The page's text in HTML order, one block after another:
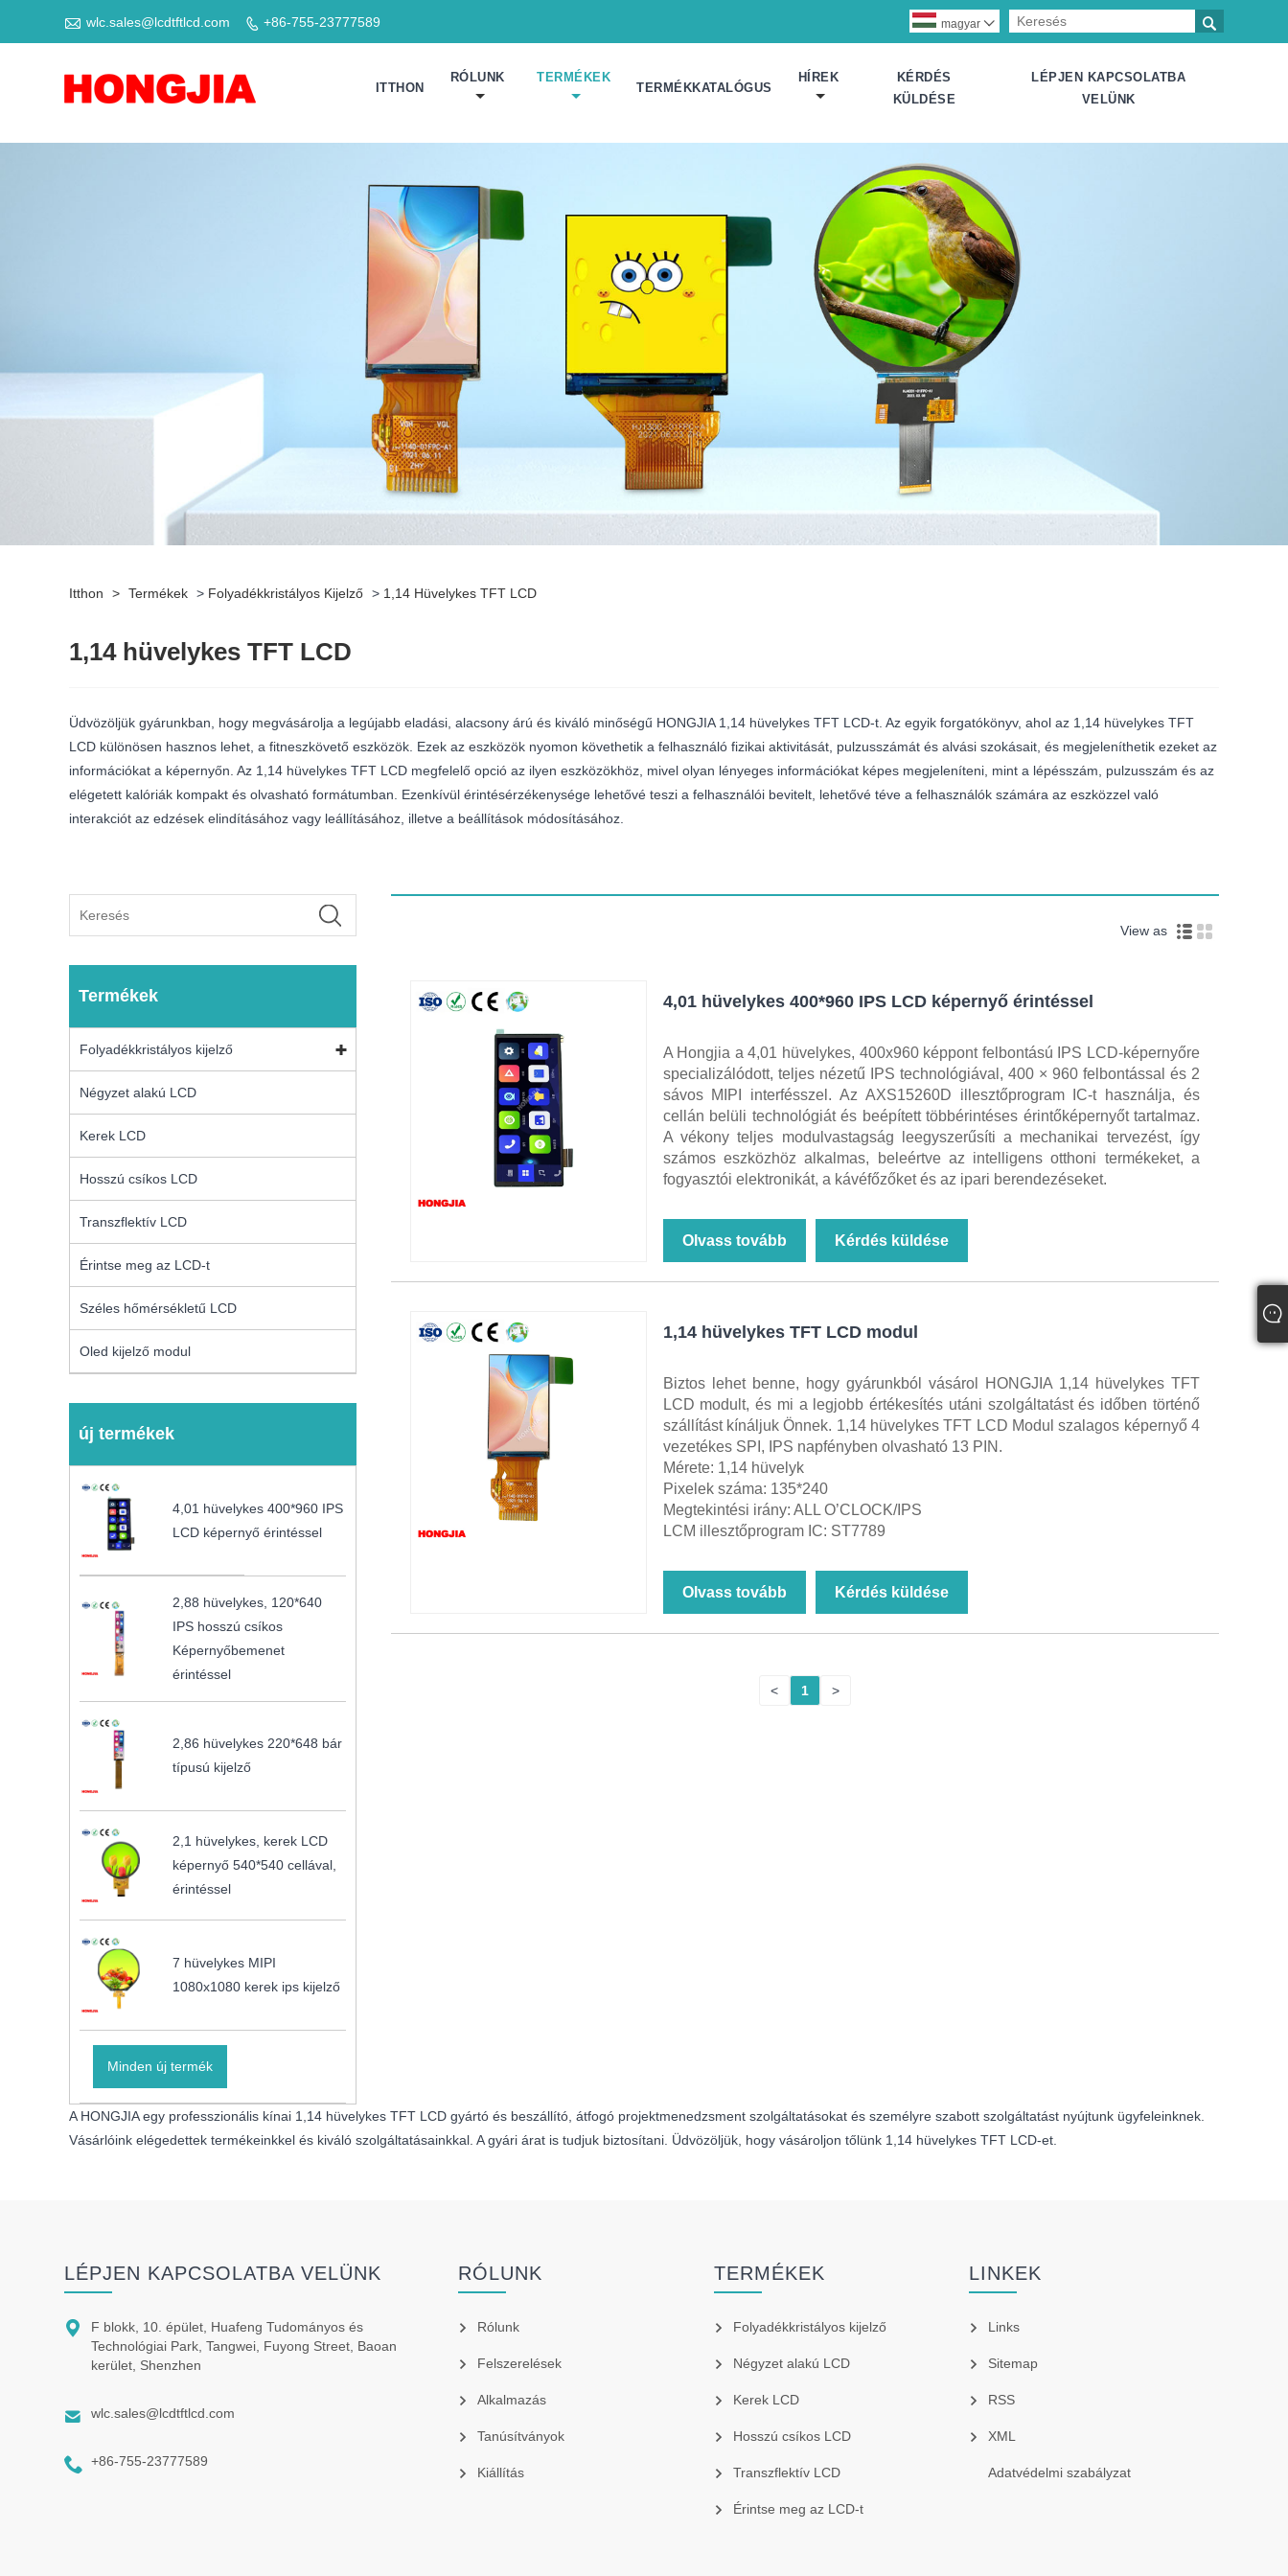
 wlc.sales@lcdtftlcd.com  +86-755-23777589 
magyar 
ITTHON
RÓLUNK TERMÉKEK
TERMÉKKATALÓGUS
HÍREK
KÉRDÉS
KÜLDÉSE
LÉPJEN KAPCSOLATBA
VELÜNK
Itthon > Termékek > Folyadékkristályos Kijelző > 1,14 Hüvelykes TFT LCD
1,14 hüvelykes TFT LCD
Üdvözöljük gyárunkban, hogy megvásárolja a legújabb eladási, alacsony árú és kiváló minőségű HONGJIA 1,14 hüvelykes TFT LCD-t. Az egyik forgatókönyv, ahol az 1,14 hüvelykes TFT
LCD különösen hasznos lehet, a fitneszkövető eszközök. Ezek az eszközök nyomon követhetik a felhasználó fizikai aktivitását, pulzusszámát és alvási szokásait, és megjeleníthetik ezeket az
információkat a képernyőn. Az 1,14 hüvelykes TFT LCD megfelelő opció az ilyen eszközökhöz, mivel olyan lényeges információkat képes megjeleníteni, mint a lépésszám, pulzusszám és az
elégetett kalóriák kompakt és olvasható formátumban. Ezenkívül érintésérzékenysége lehetővé teszi a felhasználói bevitelt, lehetővé téve a felhasználók számára az eszközzel való
interakciót az edzések elindításához vagy leállításához, illetve a beállítások módosításához.
Termékek
Folyadékkristályos kijelző
Négyzet alakú LCD
Kerek LCD
Hosszú csíkos LCD
Transzflektív LCD
Érintse meg az LCD-t
Széles hőmérsékletű LCD
Oled kijelző modul
új termékek
4,01 hüvelykes 400*960 IPS
LCD képernyő érintéssel
2,88 hüvelykes, 120*640
IPS hosszú csíkos
Képernyőbemenet
érintéssel
2,86 hüvelykes 220*648 bár
típusú kijelző
2,1 hüvelykes, kerek LCD
képernyő 540*540 cellával,
érintéssel
7 hüvelykes MIPI
1080x1080 kerek ips kijelző
Minden új termék
View as
4,01 hüvelykes 400*960 IPS LCD képernyő érintéssel
A Hongjia a 4,01 hüvelykes, 400x960 képpont felbontású IPS LCD-képernyőre
specializálódott, teljes nézetű IPS technológiával, 400 × 960 felbontással és 2
sávos MIPI interfésszel. Az AXS15260D illesztőprogram IC-t használja, és
cellán belüli technológiát és beépített többérintéses érintőképernyőt tartalmaz.
A vékony teljes modulvastagság leegyszerűsíti a mechanikai tervezést, így
számos eszközhöz alkalmas, beleértve az intelligens otthoni termékeket, a
fogyasztói elektronikát, a kávéfőzőket és az ipari berendezéseket.
Olvass tovább Kérdés küldése
1,14 hüvelykes TFT LCD modul
Biztos lehet benne, hogy gyárunkból vásárol HONGJIA 1,14 hüvelykes TFT
LCD modult, és mi a legjobb értékesítés utáni szolgáltatást és időben történő
szállítást kínáljuk Önnek. 1,14 hüvelykes TFT LCD Modul szalagos képernyő 4
vezetékes SPI, IPS napfényben olvasható 13 PIN.
Mérete: 1,14 hüvelyk
Pixelek száma: 135*240
Megtekintési irány: ALL O’CLOCK/IPS
LCM illesztőprogram IC: ST7789
Olvass tovább Kérdés küldése
< 1 >
A HONGJIA egy professzionális kínai 1,14 hüvelykes TFT LCD gyártó és beszállító, átfogó projektmenedzsment szolgáltatásokat és személyre szabott szolgáltatást nyújtunk ügyfeleinknek.
Vásárlóink ​​elégedettek termékeinkkel és kiváló szolgáltatásainkkal. A gyári árat is tudjuk biztosítani. Üdvözöljük, hogy vásároljon tőlünk 1,14 hüvelykes TFT LCD-et.
LÉPJEN KAPCSOLATBA VELÜNK

F blokk, 10. épület, Huafeng Tudományos és
Technológiai Park, Tangwei, Fuyong Street, Baoan
kerület, Shenzhen
 wlc.sales@lcdtftlcd.com
 +86-755-23777589
RÓLUNK
Rólunk
Felszerelések
Alkalmazás
Tanúsítványok
Kiállítás
TERMÉKEK
Folyadékkristályos kijelző
Négyzet alakú LCD
Kerek LCD
Hosszú csíkos LCD
Transzflektív LCD
Érintse meg az LCD-t
LINKEK
Links
Sitemap
RSS
XML
Adatvédelmi szabályzat